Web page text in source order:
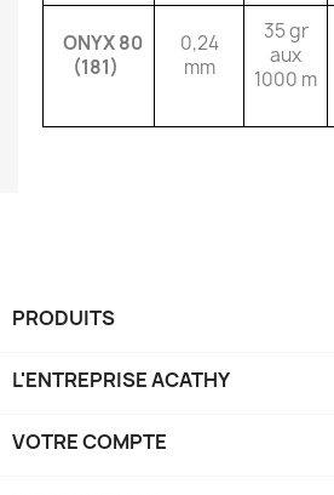
ONYX 80
(181)
0,24
mm
35 gr
aux
1000 m
PRODUITS
L'ENTREPRISE ACATHY
VOTRE COMPTE